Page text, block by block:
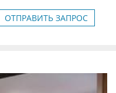
ОТПРАВИТЬ ЗАПРОС